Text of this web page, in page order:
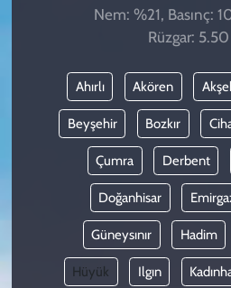
Nem: %21, Basınç:
Rüzgar:
Ahırlı Akören
Beyşehir Bozkır
Çumra Derbent
Doğanhisar
Güneysınır Hadim
Hüyük Ilgın